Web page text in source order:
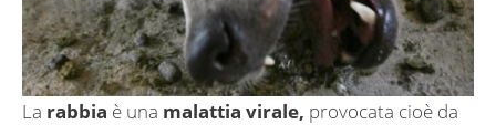
La rabbia è una malattia virale, provocata cioè da